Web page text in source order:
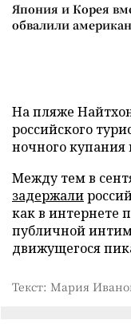
Япония и Корея
обвалили
На пляже
российского
ночного
Между тем в
задержали
как в интернете
публичной
движущегося
Текст: Мария